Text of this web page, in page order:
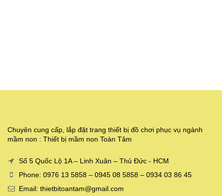
Chuyên cung cấp, lắp đặt trang thiết bị đồ chơi phục vụ ngành
mầm non : Thiết bị mầm non Toàn Tâm
Số 5 Quốc Lộ 1A – Linh Xuân – Thủ Đức - HCM
Phone: 0976 13 5858 – 0945 08 5858 – 0934 03 86 45
Email: thietbitoantam@gmail.com